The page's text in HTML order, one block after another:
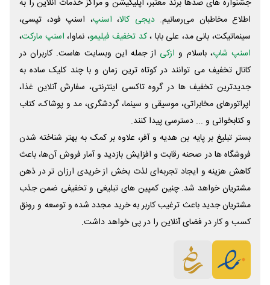
جشنواره های صدها برند معتبر، اپلیکیشن و مراکز خدمات آنلاین را به
اطلاع مخاطبان می‌رسانیم. دیجی کالا، اسنپ، اسنپ فود، تپسی،
سینماتیکت، بانی مد، علی‌ بابا ،کد تخفیف فیلیمو، نماوا، اسنپ مارکت،
اسنپ شاپ، باسلام و ازکی از جمله این وبسایت ‌هاست. کاربران در
کانال تخفیف می توانند در کوتاه ترین زمان و با چند کلیک ساده به
جدیدترین تخفیف ها در گروه تاکسی اینترنتی، سفارش آنلاین غذا،
اپراتورهای مخابراتی، موسیقی و سینما، گردشگری، مد و پوشاک، کتاب
و کتابخوانی و ... دسترسی پیدا کنند.
بستر تبلیغ بر پایه بن هدیه و آفر، علاوه بر کمک به بهتر شناخته شدن
فروشگاه ها در صحنه رقابت و افزایش بازدید و آمار فروش آن‌ها، باعث
کاهش هزینه و ایجاد تجربه‌ای لذت بخش از خریدی ارزان تر در ذهن
مشتریان خواهد شد. چنین کمپین های تبلیغی و تخفیفی ضمن جذب
مشتریان جدید باعث ترغیب کاربر به خرید مجدد شده و توسعه و رونق
کسب و کار در فضای آنلاین را در پی خواهد داشت.